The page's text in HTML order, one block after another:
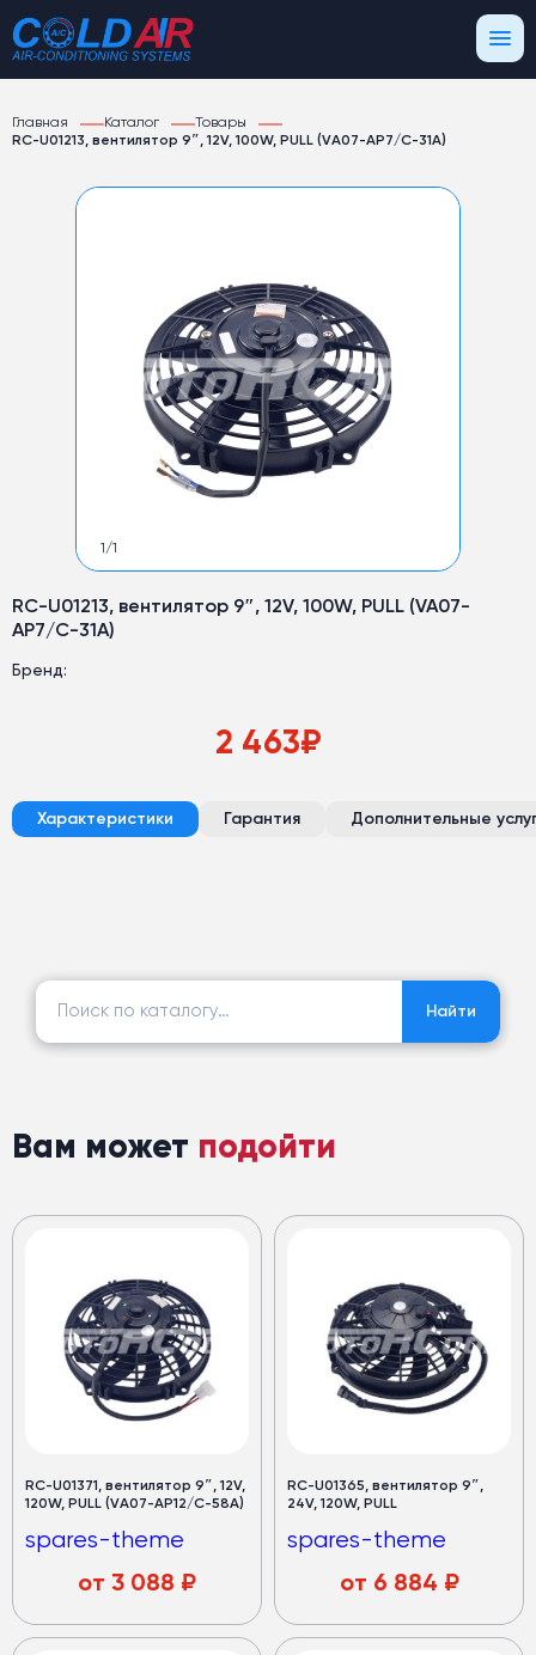
Главная Каталог
Товары
RC-U01213, вентилятор 9″, 12V, 100W, PULL (VA07-AP7/C-31A)
1 /1
RC-U01213, вентилятор 9″, 12V, 100W, PULL (VA07-
AP7/C-31A)
Бренд:
2 463₽
Характеристики Гарантия Дополнительные
Найти:
Найти
Вам может подойти
RC-U01371, вентилятор 9″, 12V,
120W, PULL (VA07-AP12/C-58A)
spares-theme
от 3 088 ₽
RC-U01365, вентилятор 9″,
24V, 120W, PULL
spares-theme
от 6 884 ₽